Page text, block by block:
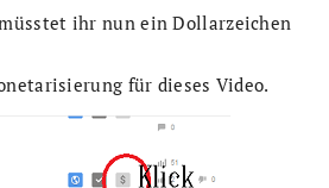
ihr nun ein Dollarzeichen
für dieses Video.